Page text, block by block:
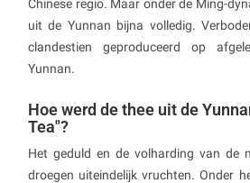
Chinese regio. Maar onder de Ming-
uit de Yunnan bijna volledig.
clandestien geproduceerd op
Yunnan.
Hoe werd de thee uit de
Tea"?
Het geduld en de volharding van de
droegen uiteindelijk vruchten. Onder